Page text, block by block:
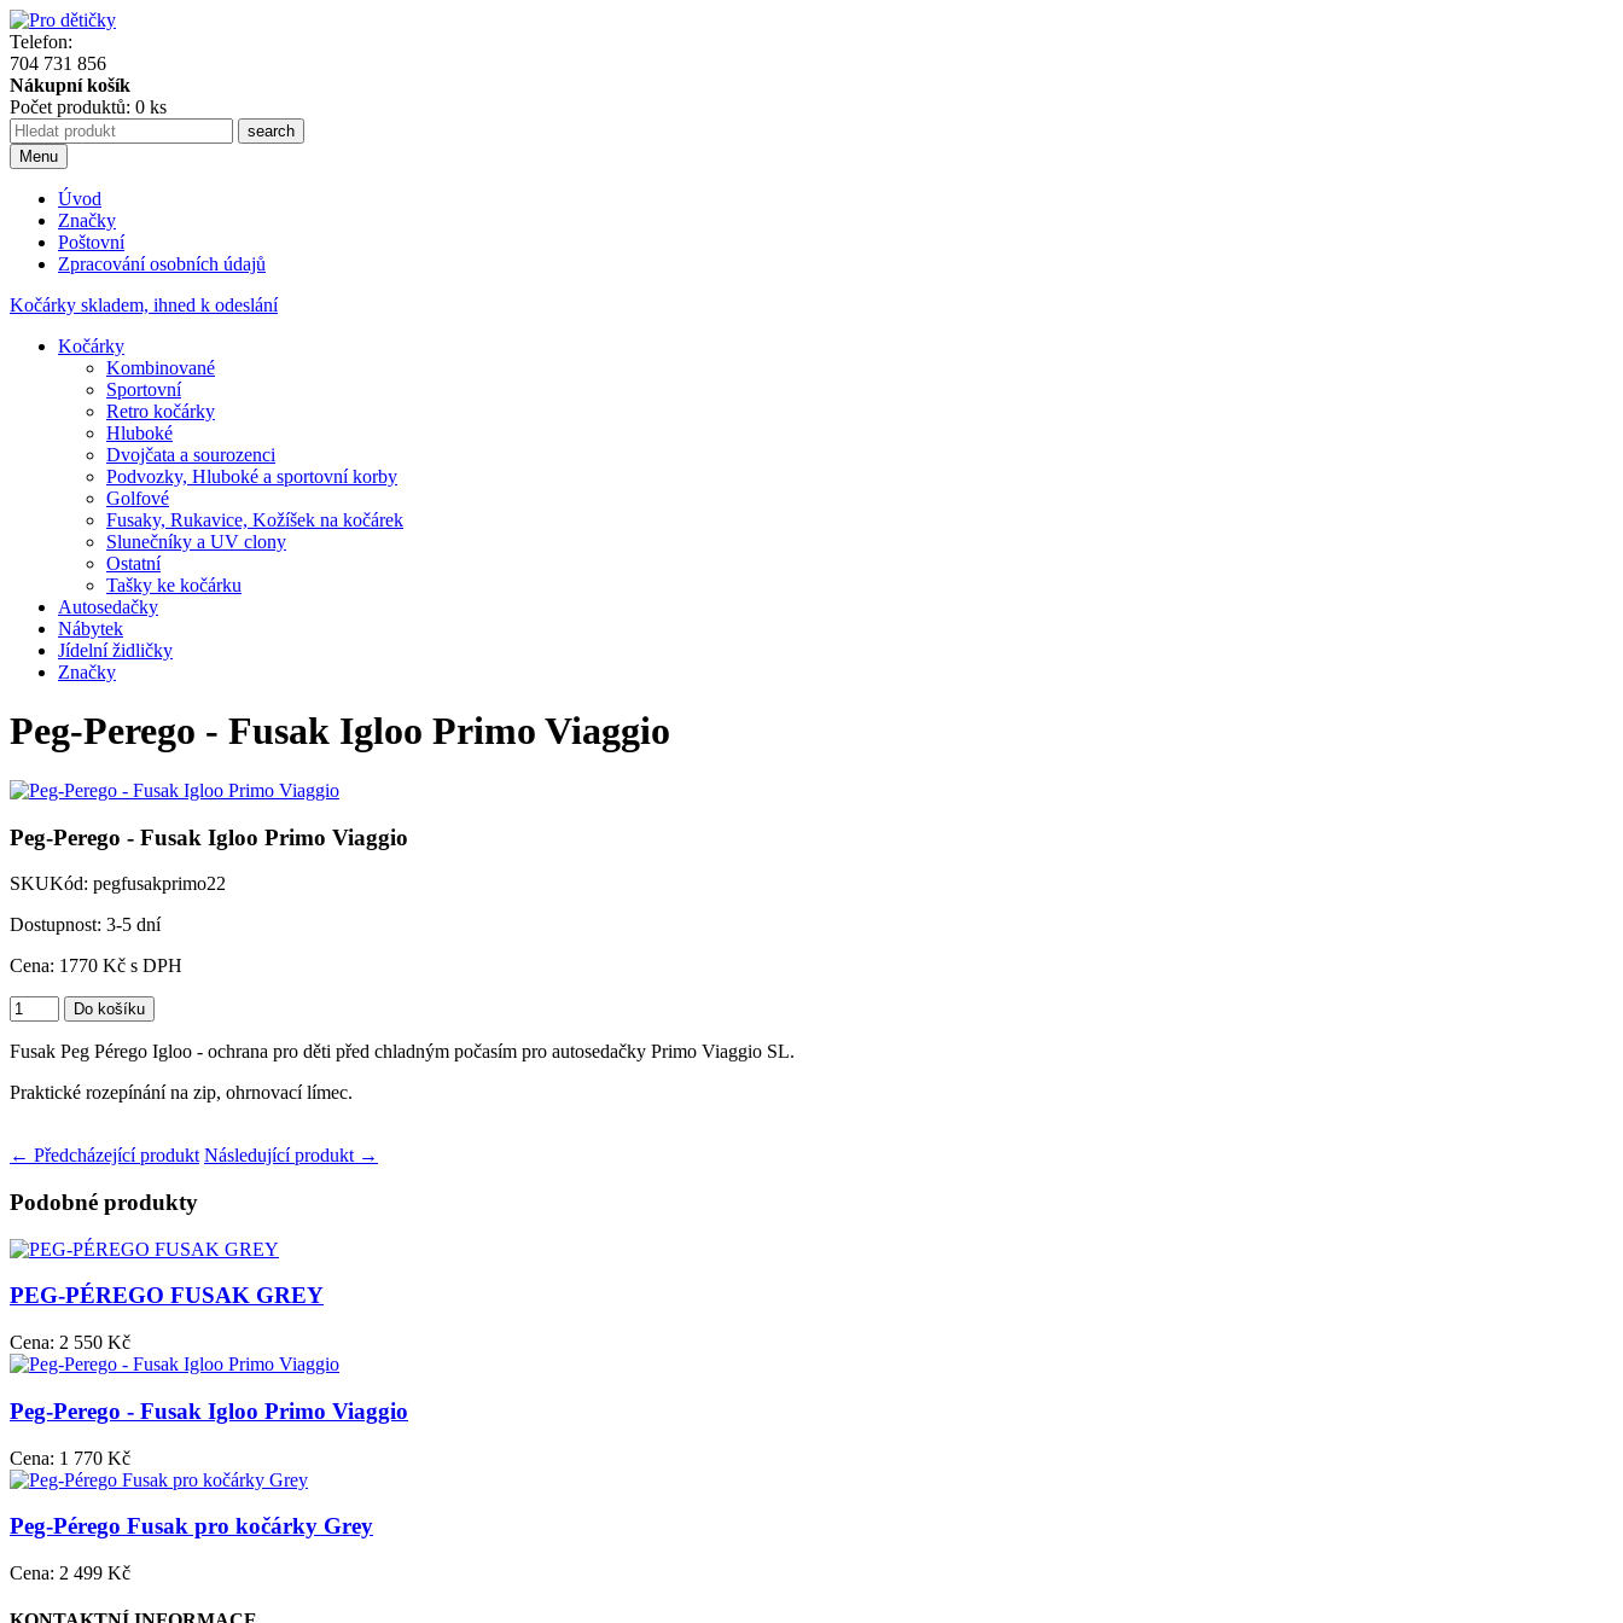
Telefon:
704 731 856
Nákupní košík
Počet produktů: 0 ks
Menu
Úvod
Značky
Poštovní
Zpracování osobních údajů
Kočárky skladem, ihned k odeslání
Kočárky
Kombinované
Sportovní
Retro kočárky
Hluboké
Dvojčata a sourozenci
Podvozky, Hluboké a sportovní korby
Golfové
Fusaky, Rukavice, Kožíšek na kočárek
Slunečníky a UV clony
Ostatní
Tašky ke kočárku
Autosedačky
Nábytek
Jídelní židličky
Značky
Peg-Perego - Fusak Igloo Primo Viaggio
Peg-Perego - Fusak Igloo Primo Viaggio
SKUKód: pegfusakprimo22
Dostupnost: 3-5 dní
Cena: 1770 Kč s DPH
Fusak Peg Pérego Igloo - ochrana pro děti před chladným počasím pro autosedačky Primo Viaggio SL.
Praktické rozepínání na zip, ohrnovací límec.
← Předcházející produkt Následující produkt →
Podobné produkty
PEG-PÉREGO FUSAK GREY
Cena: 2 550 Kč
Peg-Perego - Fusak Igloo Primo Viaggio
Cena: 1 770 Kč
Peg-Pérego Fusak pro kočárky Grey
Cena: 2 499 Kč